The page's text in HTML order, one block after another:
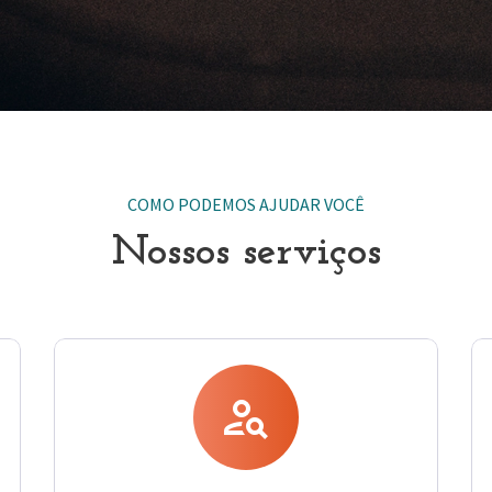
COMO PODEMOS AJUDAR VOCÊ
Nossos serviços
person_search